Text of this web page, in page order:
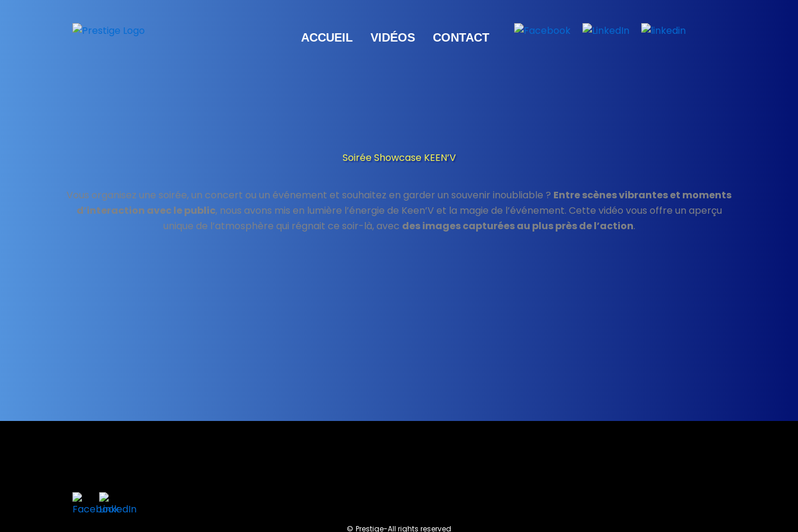
ACCUEIL VIDÉOS CONTACT
Soirée Showcase KEEN’V
Vous organisez une soirée, un concert ou un événement et souhaitez en garder un souvenir inoubliable ? Entre scènes vibrantes et moments
d’interaction avec le public, nous avons mis en lumière l’énergie de Keen’V et la magie de l’événement. Cette vidéo vous offre un aperçu
unique de l’atmosphère qui régnait ce soir-là, avec des images capturées au plus près de l’action.
©Prestige-All rights reserved